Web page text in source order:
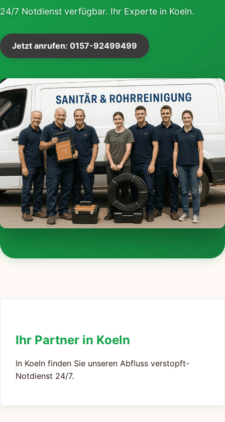
24/7 Notdienst verfügbar. Ihr Experte in Koeln.
Jetzt anrufen: 0157-92499499
Ihr Partner in Koeln
In Koeln finden Sie unseren Abfluss verstopft-
Notdienst 24/7.